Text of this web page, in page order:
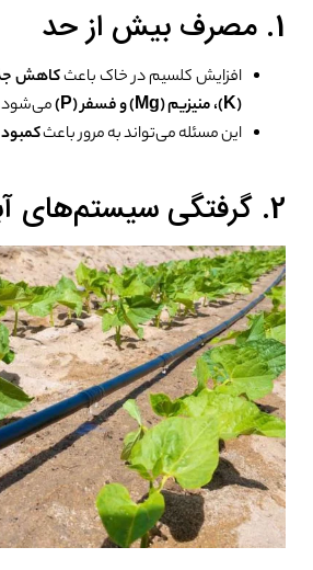
1. مصرف بیش از حد
افزایش کلسیم در خاک باعثکاهش
(K)، منیزیم (Mg) و فسفر (P)
این مسئله می‌تواند به مرور باعث
2. گرفتگی سیستم‌های آبیاری